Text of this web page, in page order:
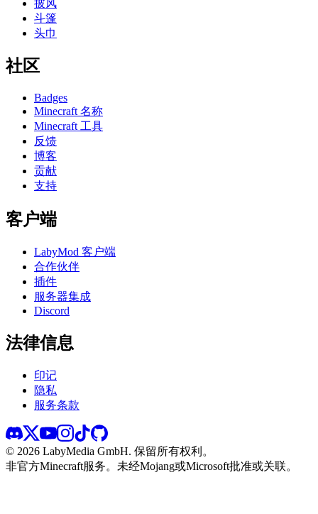
披风
斗篷
头巾
社区
Badges
Minecraft 名称
Minecraft 工具
反馈
博客
贡献
支持
客户端
LabyMod 客户端
合作伙伴
插件
服务器集成
Discord
法律信息
印记
隐私
服务条款
© 2026 LabyMedia GmbH. 保留所有权利。
非官方Minecraft服务。未经Mojang或Microsoft批准或关联。